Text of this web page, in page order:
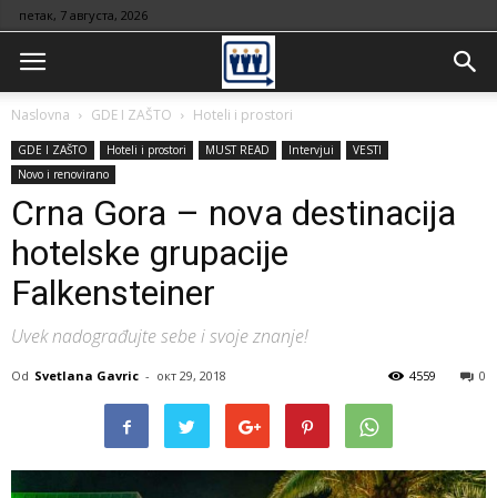
петак, 7 августа, 2026
Naslovna GDE I ZAŠTO Hoteli i prostori
GDE I ZAŠTO Hoteli i prostori MUST READ Intervjui
VESTI
Novo i renovirano
Crna Gora – nova destinacija
hotelske grupacije
Falkensteiner
Uvek nadograđujte sebe i svoje znanje!
Od Svetlana Gavric - окт 29, 2018 0
4559